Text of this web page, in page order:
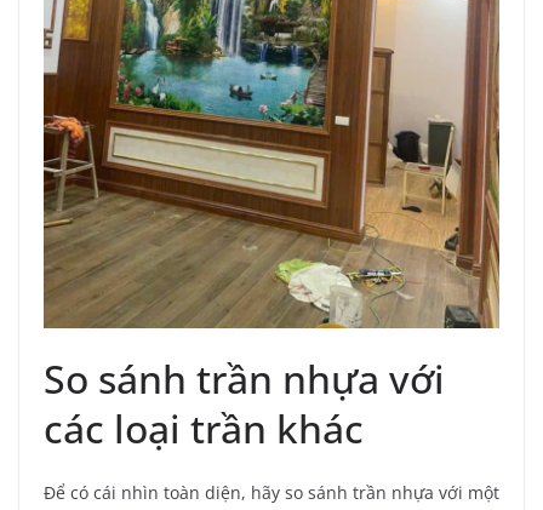
So sánh trần nhựa với
các loại trần khác
Để có cái nhìn toàn diện, hãy so sánh trần nhựa với một